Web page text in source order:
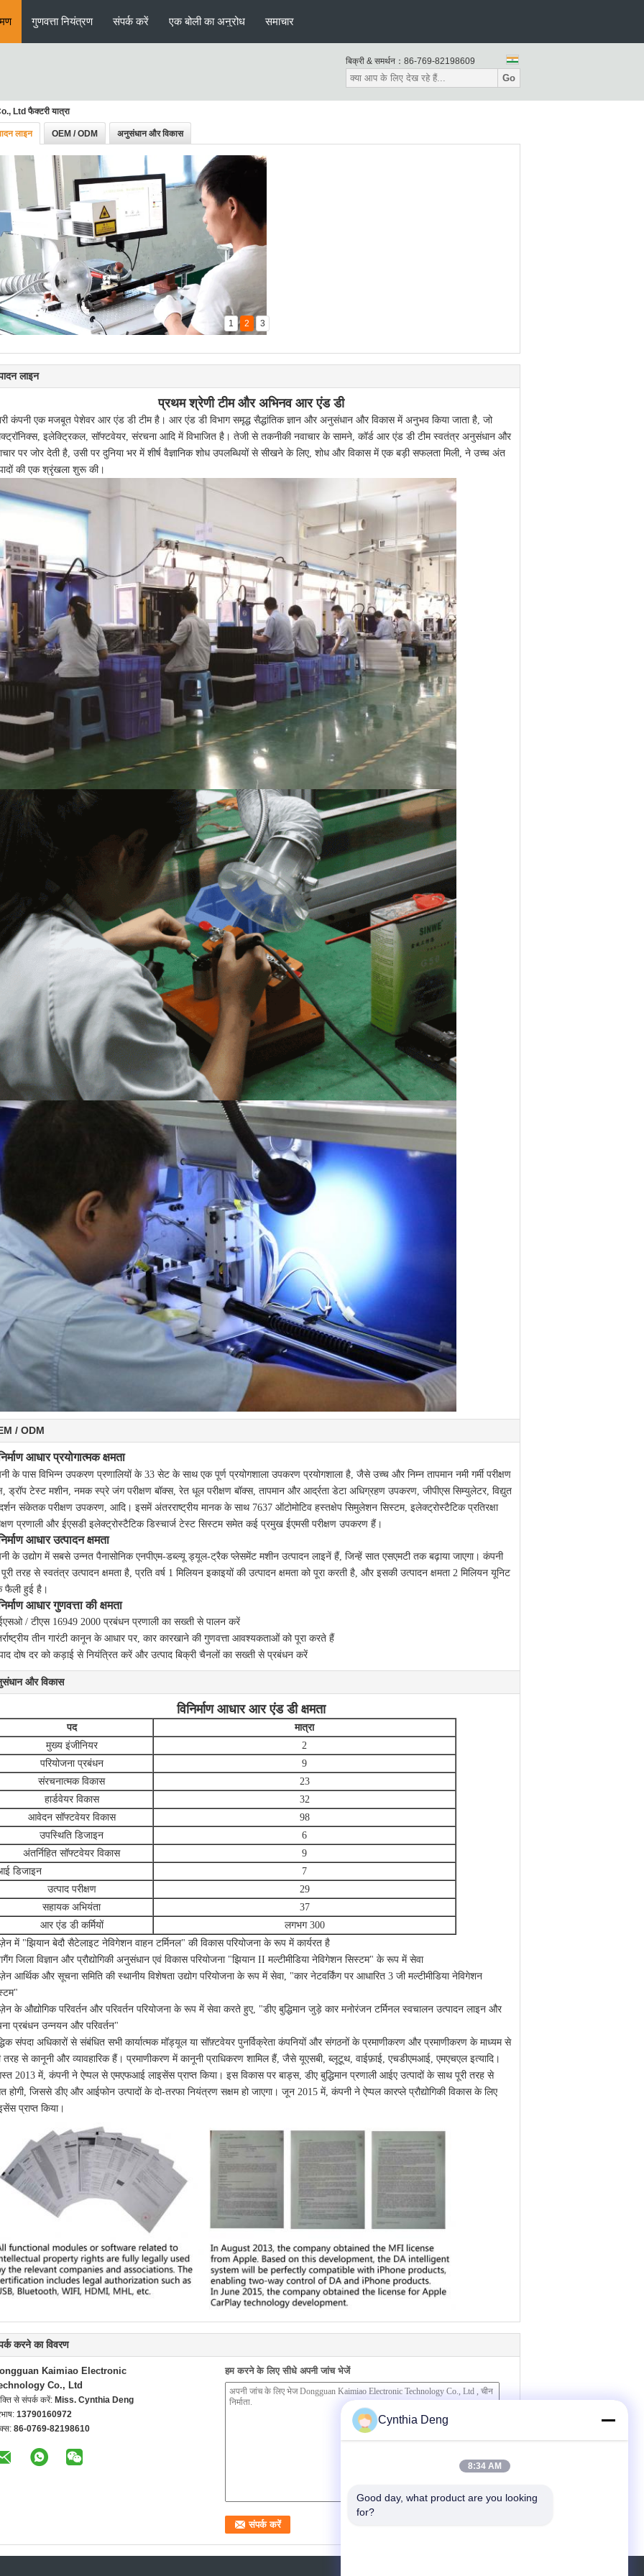
गुणवत्ता नियंत्रण संपर्क करें एक बोली का अनुरोध समाचार
बिक्री & समर्थन： 86-769-82198609
Go
Ltd फैक्टरी यात्रा
लाइन OEM / ODM अनुसंधान और विकास
1 2 3
लाइन
प्रथम श्रेणी टीम और अभिनव आर एंड डी
कंपनी एक मजबूत पेशेवर आर एंड डी टीम है। आर एंड डी विभाग समृद्ध सैद्धांतिक ज्ञान और अनुसंधान और विकास में अनुभव किया जाता है, जो
इलेक्ट्रिकल, सॉफ्टवेयर, संरचना आदि में विभाजित है। तेजी से तकनीकी नवाचार के सामने, कॉर्ड आर एंड डी टीम स्वतंत्र अनुसंधान और
पर जोर देती है, उसी पर दुनिया भर में शीर्ष वैज्ञानिक शोध उपलब्धियों से सीखने के लिए, शोध और विकास में एक बड़ी सफलता मिली, ने उच्च अंत
की एक श्रृंखला शुरू की।
/ ODM
आधार प्रयोगात्मक क्षमता
के पास विभिन्न उपकरण प्रणालियों के 33 सेट के साथ एक पूर्ण प्रयोगशाला उपकरण प्रयोगशाला है, जैसे उच्च और निम्न तापमान नमी गर्मी परीक्षण
ड्रॉप टेस्ट मशीन, नमक स्प्रे जंग परीक्षण बॉक्स, रेत धूल परीक्षण बॉक्स, तापमान और आर्द्रता डेटा अधिग्रहण उपकरण, जीपीएस सिम्युलेटर, विद्युत
संकेतक परीक्षण उपकरण, आदि। इसमें अंतरराष्ट्रीय मानक के साथ 7637 ऑटोमोटिव हस्तक्षेप सिमुलेशन सिस्टम, इलेक्ट्रोस्टैटिक प्रतिरक्षा
प्रणाली और ईएसडी इलेक्ट्रोस्टैटिक डिस्चार्ज टेस्ट सिस्टम समेत कई प्रमुख ईएमसी परीक्षण उपकरण हैं।
आधार उत्पादन क्षमता
के उद्योग में सबसे उन्नत पैनासोनिक एनपीएम-डब्ल्यू ड्यूल-ट्रैक प्लेसमेंट मशीन उत्पादन लाइनें हैं, जिन्हें सात एसएमटी तक बढ़ाया जाएगा। कंपनी
तरह से स्वतंत्र उत्पादन क्षमता है, प्रति वर्ष 1 मिलियन इकाइयों की उत्पादन क्षमता को पूरा करती है, और इसकी उत्पादन क्षमता 2 मिलियन यूनिट
फैली हुई है।
आधार गुणवत्ता की क्षमता
/ टीएस 16949 2000 प्रबंधन प्रणाली का सख्ती से पालन करें
तीन गारंटी कानून के आधार पर, कार कारखाने की गुणवत्ता आवश्यकताओं को पूरा करते हैं
दोष दर को कड़ाई से नियंत्रित करें और उत्पाद बिक्री चैनलों का सख्ती से प्रबंधन करें
और विकास
विनिर्माण आधार आर एंड डी क्षमता
पद
मात्रा
मुख्य इंजीनियर
2
परियोजना प्रबंधन
9
संरचनात्मक विकास
23
हार्डवेयर विकास
32
आवेदन सॉफ्टवेयर विकास
98
उपस्थिति डिजाइन
6
अंतर्निहित सॉफ्टवेयर विकास
9
डिजाइन
7
उत्पाद परीक्षण
29
सहायक अभियंता
37
आर एंड डी कर्मियों
लगभग 300
में "झियान बेदौ सैटेलाइट नेविगेशन वाहन टर्मिनल" की विकास परियोजना के रूप में कार्यरत है
जिला विज्ञान और प्रौद्योगिकी अनुसंधान एवं विकास परियोजना "झियान II मल्टीमीडिया नेविगेशन सिस्टम" के रूप में सेवा
आर्थिक और सूचना समिति की स्थानीय विशेषता उद्योग परियोजना के रूप में सेवा, "कार नेटवर्किंग पर आधारित 3 जी मल्टीमीडिया नेविगेशन
के औद्योगिक परिवर्तन और परिवर्तन परियोजना के रूप में सेवा करते हुए, "डीए बुद्धिमान जुड़े कार मनोरंजन टर्मिनल स्वचालन उत्पादन लाइन और
प्रबंधन उन्नयन और परिवर्तन"
संपदा अधिकारों से संबंधित सभी कार्यात्मक मॉड्यूल या सॉफ़्टवेयर पुनर्विक्रेता कंपनियों और संगठनों के प्रमाणीकरण और प्रमाणीकरण के माध्यम से
तरह से कानूनी और व्यावहारिक हैं। प्रमाणीकरण में कानूनी प्राधिकरण शामिल हैं, जैसे यूएसबी, ब्लूटूथ, वाईफ़ाई, एचडीएमआई, एमएचएल इत्यादि।
2013 में, कंपनी ने ऐप्पल से एमएफआई लाइसेंस प्राप्त किया। इस विकास पर बाड्स, डीए बुद्धिमान प्रणाली आईए उत्पादों के साथ पूरी तरह से
होगी, जिससे डीए और आईफोन उत्पादों के दो-तरफा नियंत्रण सक्षम हो जाएगा। जून 2015 में, कंपनी ने ऐप्पल कारप्ले प्रौद्योगिकी विकास के लिए
प्राप्त किया।
करने का विवरण
Kaimiao Electronic
Co., Ltd
से संपर्क करें: Miss. Cynthia Deng
13790160972
86-0769-82198610
हम करने के लिए सीधे अपनी जांच भेजें
Cynthia Deng
8:34 AM
Good day, what product are you looking
for?